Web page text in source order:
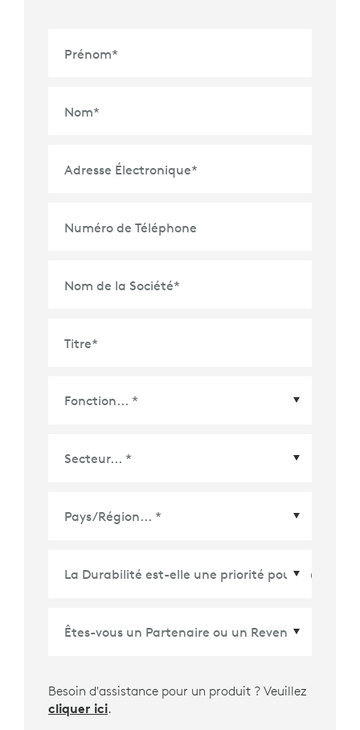
Prénom*
Nom*
Adresse Électronique*
Numéro de Téléphone
Nom de la Société*
Titre*
Besoin d'assistance pour un produit ? Veuillez
cliquer ici.